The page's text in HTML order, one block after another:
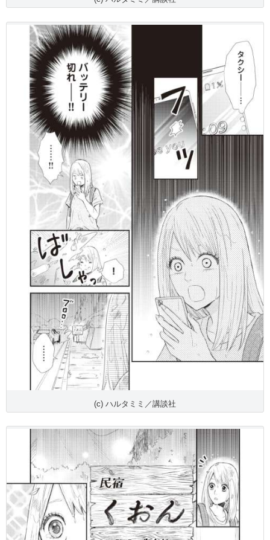
(c) ハルタミミ／講談社